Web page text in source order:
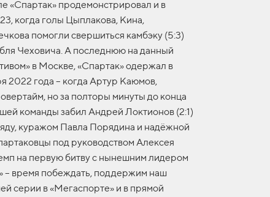
«Спартак» продемонстрировал и в
когда голы Цыплакова, Кина,
помогли свершиться камбэку (5:3)
Чеховича. А последнюю на данный
в Москве, «Спартак» одержал в
2022 года – когда Артур Каюмов,
но за полторы минуты до конца
команды забил Андрей Локтионов (2:1)
куражом Павла Порядина и надёжной
под руководством Алексея
на первую битву с нынешним лидером
– время побеждать, поддержим наш
серии в «Мегаспорте» и в прямой